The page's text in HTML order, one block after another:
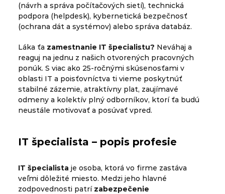
(návrh a správa počítačových sietí), technická
podpora (helpdesk), kybernetická bezpečnosť
(ochrana dát a systémov) alebo správa databáz.
Láka ťa zamestnanie IT špecialistu? Neváhaj a
reaguj na jednu z našich otvorených pracovných
ponúk. S viac ako 25-ročnými skúsenosťami v
oblasti IT a poisťovníctva ti vieme poskytnúť
stabilné zázemie, atraktívny plat, zaujímavé
odmeny a kolektív plný odborníkov, ktorí ťa budú
neustále motivovať a posúvať vpred.
IT špecialista – popis profesie
IT špecialista je osoba, ktorá vo firme zastáva
veľmi dôležité miesto. Medzi jeho hlavné
zodpovednosti patrí zabezpečenie